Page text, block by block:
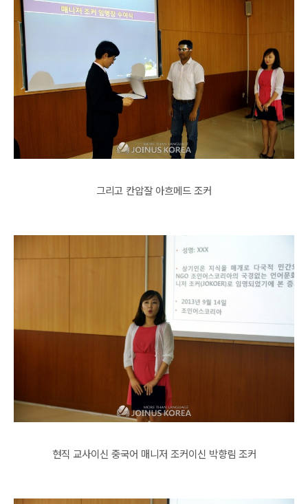
그리고 칸압잘 아흐메드 조커
현직 교사이신 중국어 매니저 조커이신 박향림 조커